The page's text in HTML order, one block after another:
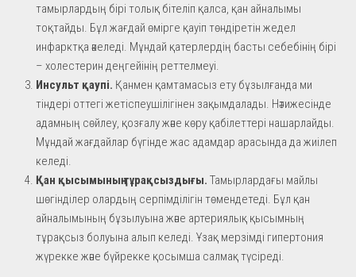
тамырлардың бірі толық бітеліп қалса, қан айналымы
тоқтайды. Бұл жағдай өмірге қауіп төндіретін жедел
инфарктқа әкеледі. Мұндай қатерлердің басты себебінің бірі
– холестерин деңгейінің реттелмеуі.
Инсульт қаупі. Қанмен қамтамасыз ету бұзылғанда ми
тіндері оттегі жетіспеушілігінен зақымдалады. Нәтижесінде
адамның сөйлеу, қозғалу және көру қабілеттері нашарлайды.
Мұндай жағдайлар бүгінде жас адамдар арасында да жиілеп
келеді.
Қан қысымының тұрақсыздығы. Тамырлардағы майлы
шөгінділер олардың серпімділігін төмендетеді. Бұл қан
айналымының бұзылуына және артериялық қысымның
тұрақсыз болуына алып келеді. Ұзақ мерзімді гипертония
жүрекке және бүйрекке қосымша салмақ түсіреді.